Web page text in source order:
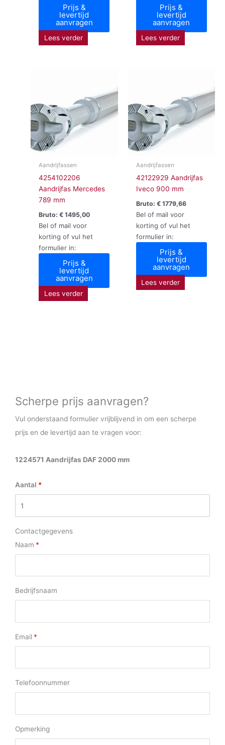
Prijs &
levertijd
aanvragen
Lees verder
Prijs &
levertijd
aanvragen
Lees verder
Aandrijfassen
4254102206
Aandrijfas Mercedes
789 mm
Bruto:€ 1495,00
Bel of mail voor
korting of vul het
formulier in:
Prijs &
levertijd
aanvragen
Lees verder
Aandrijfassen
42122929 Aandrijfas
Iveco 900 mm
Bruto: €1779,66
Bel of mail voor
korting of vul het
formulier in:
Prijs &
levertijd
aanvragen
Lees verder
Scherpe prijs aanvragen?
Vul onderstaand formulier vrijblijvend in om een scherpe
prijs en de levertijd aan te vragen voor:
1224571 Aandrijfas DAF 2000 mm
Aantal
Contactgegevens
Naam
Bedrijfsnaam
Email
Telefoonnummer
Opmerking